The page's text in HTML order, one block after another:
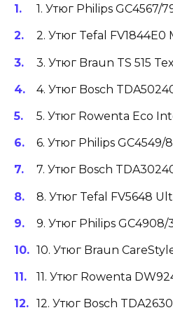
1. Утюг Philips GC4567/
2. Утюг Tefal FV1844E0
3. Утюг Braun TS 515
4. Утюг Bosch
5. Утюг Rowenta Eco
6. Утюг Philips GC4549/
7. Утюг Bosch
8. Утюг Tefal FV5648
9. Утюг Philips GC4908/
10. Утюг Braun
11. Утюг Rowenta
12. Утюг Bosch TDA2630